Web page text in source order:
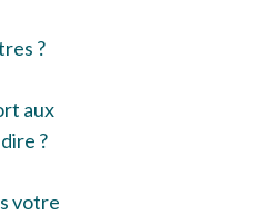
?
aux
?
votre